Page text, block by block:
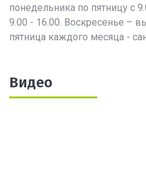
понедельника по пятницу с
9.00 - 16.00. Воскресенье –
пятница каждого месяца -
Видео